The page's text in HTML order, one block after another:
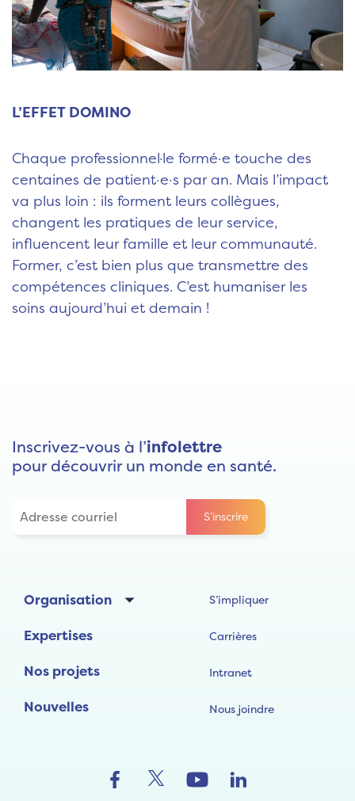
L’EFFET DOMINO
Chaque professionnel·le formé·e touche des
centaines de patient·e·s par an. Mais l’impact
va plus loin : ils forment leurs collègues,
changent les pratiques de leur service,
influencent leur famille et leur communauté.
Former, c’est bien plus que transmettre des
compétences cliniques. C’est humaniser les
soins aujourd’hui et demain !
Inscrivez-vous à l’infolettre
pour découvrir un monde en santé.
Organisation
Expertises
Nos projets
Nouvelles
S’impliquer
Carrières
Intranet
Nous joindre